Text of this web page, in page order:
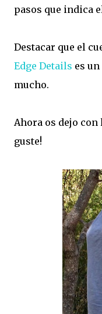
pasos que indica
Destacar que el
Edge Details es
mucho.
Ahora os dejo con
guste!